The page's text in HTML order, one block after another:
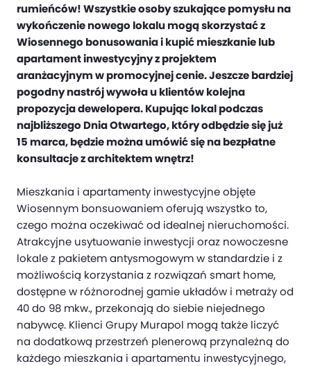
rumieńców! Wszystkie osoby szukające pomysłu na
wykończenie nowego lokalu mogą skorzystać z
Wiosennego bonusowania i kupić mieszkanie lub
apartament inwestycyjny z projektem
aranżacyjnym w promocyjnej cenie. Jeszcze bardziej
pogodny nastrój wywoła u klientów kolejna
propozycja dewelopera. Kupując lokal podczas
najbliższego Dnia Otwartego, który odbędzie się już
15 marca, będzie można umówić się na bezpłatne
konsultacje z architektem wnętrz!
Mieszkania i apartamenty inwestycyjne objęte
Wiosennym bonsuowaniem oferują wszystko to,
czego można oczekiwać od idealnej nieruchomości.
Atrakcyjne usytuowanie inwestycji oraz nowoczesne
lokale z pakietem antysmogowym w standardzie i z
możliwością korzystania z rozwiązań smart home,
dostępne w różnorodnej gamie układów i metraży od
40 do 98 mkw., przekonają do siebie niejednego
nabywcę. Klienci Grupy Murapol mogą także liczyć
na dodatkową przestrzeń plenerową przynależną do
każdego mieszkania i apartamentu inwestycyjnego,